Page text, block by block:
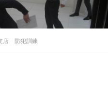
店 防犯訓練